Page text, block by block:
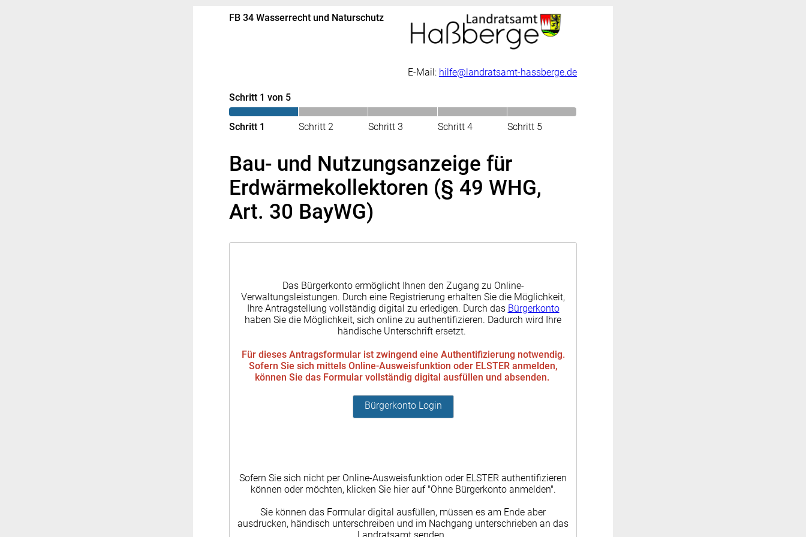
FB 34 Wasserrecht und Naturschutz
E-Mail: hilfe@landratsamt-hassberge.de
Schritt 1 von 5
Schritt 1 Schritt 2 Schritt 3 Schritt 4 Schritt 5
Bau- und Nutzungsanzeige für
Erdwärmekollektoren (§ 49 WHG,
Art. 30 BayWG)
Das Bürgerkonto ermöglicht Ihnen den Zugang zu Online-
Verwaltungsleistungen. Durch eine Registrierung erhalten Sie die Möglichkeit,
Ihre Antragstellung vollständig digital zu erledigen. Durch das Bürgerkonto
haben Sie die Möglichkeit, sich online zu authentifizieren. Dadurch wird Ihre
händische Unterschrift ersetzt.
Für dieses Antragsformular ist zwingend eine Authentifizierung notwendig.
Sofern Sie sich mittels Online-Ausweisfunktion oder ELSTER anmelden,
können Sie das Formular vollständig digital ausfüllen und absenden.
Bürgerkonto Login
Sofern Sie sich nicht per Online-Ausweisfunktion oder ELSTER authentifizieren
können oder möchten, klicken Sie hier auf "Ohne Bürgerkonto anmelden".
Sie können das Formular digital ausfüllen, müssen es am Ende aber
ausdrucken, händisch unterschreiben und im Nachgang unterschrieben an das